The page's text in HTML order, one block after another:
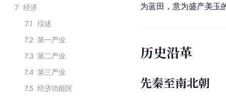
7 经济
7.1
综述
7.2 第一产业
7.3 第二产业
7.4 第三产业
7.5 经济功能区
为蓝田，意为盛产美玉
历史沿革
先秦至南北朝